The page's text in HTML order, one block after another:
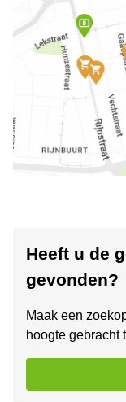
Heeft u de
gevonden?
Maak een
hoogte gebracht